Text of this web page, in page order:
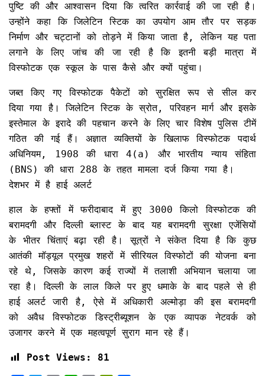
पुष्टि की और आश्वासन दिया कि त्वरित कार्रवाई की जा रही है।
उन्होंने कहा कि जिलेटिन स्टिक का उपयोग आम तौर पर सड़क
निर्माण और चट्टानों को तोड़ने में किया जाता है, लेकिन यह पता
लगाने के लिए जांच की जा रही है कि इतनी बड़ी मात्रा में
विस्फोटक एक स्कूल के पास कैसे और क्यों पहुंचा।
जब्त किए गए विस्फोटक पैकेटों को सुरक्षित रूप से सील कर
दिया गया है। जिलेटिन स्टिक के स्रोत, परिवहन मार्ग और इसके
इस्तेमाल के इरादे की पहचान करने के लिए चार विशेष पुलिस टीमें
गठित की गई हैं। अज्ञात व्यक्तियों के खिलाफ विस्फोटक पदार्थ
अधिनियम, 1908 की धारा 4(a) और भारतीय न्याय संहिता
(BNS) की धारा 288 के तहत मामला दर्ज किया गया है।
देशभर में है हाई अलर्ट
हाल के हफ्तों में फरीदाबाद में हुए 3000 किलो विस्फोटक की
बरामदगी और दिल्ली ब्लास्ट के बाद यह बरामदगी सुरक्षा एजेंसियों
के भीतर चिंताएं बढ़ा रही है। सूत्रों ने संकेत दिया है कि कुछ
आतंकी मॉड्यूल प्रमुख शहरों में सीरियल विस्फोटों की योजना बना
रहे थे, जिसके कारण कई राज्यों में तलाशी अभियान चलाया जा
रहा है। दिल्ली के लाल किले पर हुए धमाके के बाद पहले से ही
हाई अलर्ट जारी है, ऐसे में अधिकारी अल्मोड़ा की इस बरामदगी
को अवैध विस्फोटक डिस्ट्रीब्यूशन के एक व्यापक नेटवर्क को
उजागर करने में एक महत्वपूर्ण सुराग मान रहे हैं।
Post Views: 81